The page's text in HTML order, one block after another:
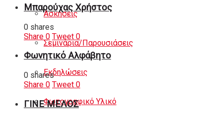
Ασκήσεις
Σεμινάρια/Παρουσιάσεις
Εκδηλώσεις
Φωτογραφικό Υλικό
Μπαρούχας Χρήστος
0 shares
Share 0 Tweet 0
Φωνητικό Αλφάβητο
0 shares
Share 0 Tweet 0
ΓΙΝΕ ΜΕΛΟΣ